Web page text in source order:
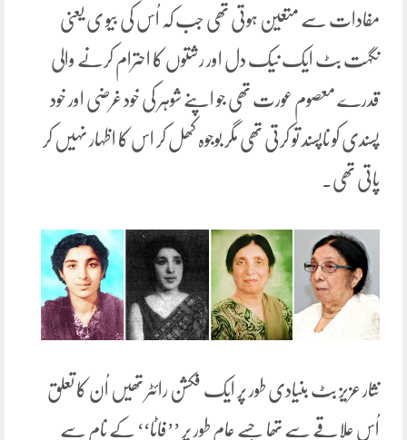
مفادات سے متعین ہوتی تھی جب کہ اُس کی بیو ی یعنی
نگہت بٹ ایک نیک دل اور رشتوں کا احترام کرنے والی
قدرے معصوم عورت تھی جو اپنے شوہر کی خود غرضی اور خود
پسندی کو ناپسند تو کرتی تھی مگر بوجوہ کھل کر اس کا اظہار نہیں کر
پاتی تھی۔
نثار عزیز بٹ بنیادی طور پر ایک فکشن رائٹر تھیں اُن کا تعلق
اُس علاقے سے تھا جسے عام طور پر ’’فاٹا‘‘ کے نام سے